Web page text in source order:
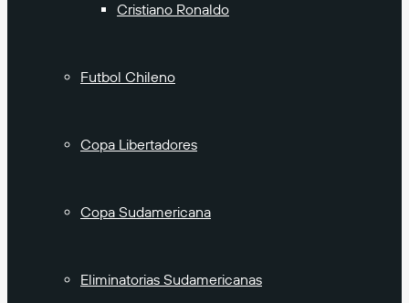
Cristiano Ronaldo
Futbol Chileno
Copa Libertadores
Copa Sudamericana
Eliminatorias Sudamericanas